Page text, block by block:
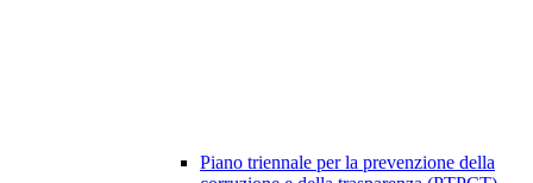
Piano triennale per la prevenzione della